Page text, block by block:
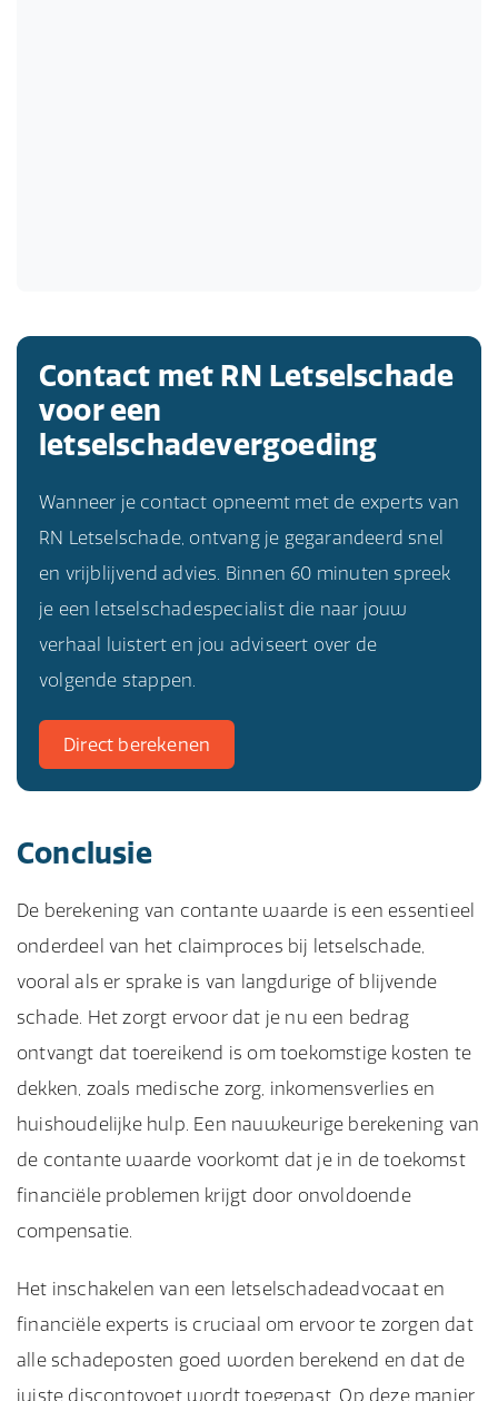
Contact met RN Letselschade
voor een
letselschadevergoeding
Wanneer je contact opneemt met de experts van
RN Letselschade, ontvang je gegarandeerd snel
en vrijblijvend advies. Binnen 60 minuten spreek
je een letselschadespecialist die naar jouw
verhaal luistert en jou adviseert over de
volgende stappen.
Direct berekenen
Conclusie
De berekening van contante waarde is een essentieel
onderdeel van het claimproces bij letselschade,
vooral als er sprake is van langdurige of blijvende
schade. Het zorgt ervoor dat je nu een bedrag
ontvangt dat toereikend is om toekomstige kosten te
dekken, zoals medische zorg, inkomensverlies en
huishoudelijke hulp. Een nauwkeurige berekening van
de contante waarde voorkomt dat je in de toekomst
financiële problemen krijgt door onvoldoende
compensatie.
Het inschakelen van een letselschadeadvocaat en
financiële experts is cruciaal om ervoor te zorgen dat
alle schadeposten goed worden berekend en dat de
juiste discontovoet wordt toegepast. Op deze manier